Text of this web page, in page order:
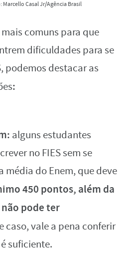
Marcello Casal Jr/Agência Brasil
comuns para que
dificuldades para se
podemos destacar as
:
alguns estudantes
no FIES sem se
média do Enem, que deve
450 pontos, além da
pode ter
caso, vale a pena conferir
suficiente.